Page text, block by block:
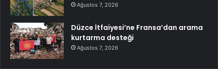
Ağustos 7, 2026
Düzce İtfaiyesi’ne Fransa’dan arama
kurtarma desteği
Ağustos 7, 2026